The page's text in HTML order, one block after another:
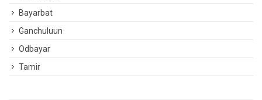
Bayarbat
Ganchuluun
Odbayar
Tamir